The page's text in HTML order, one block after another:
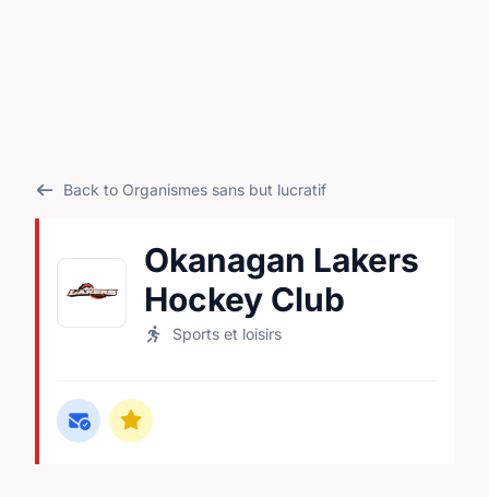
Back to Organismes sans but lucratif
Okanagan Lakers
Hockey Club
Sports et loisirs